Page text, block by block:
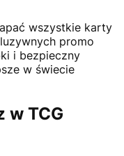
wszystkie karty
promo
i bezpieczny
w świecie
w TCG